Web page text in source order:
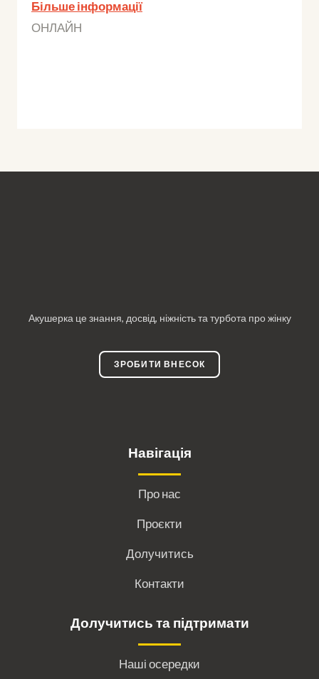
Більше інформації
ОНЛАЙН
Акушерка це знання, досвід, ніжність та турбота про жінку
ЗРОБИТИ ВНЕСОК
Навігація
Про нас
Проєкти
Долучитись
Контакти
Долучитись та підтримати
Наші осередки